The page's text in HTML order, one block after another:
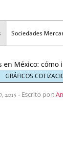
Sociedades
Mexicanas
consumidores 6
segmentos
en México:
económico
18 enero, 2026
rumbo
GRÁFICOS
2015 - Escrito por: